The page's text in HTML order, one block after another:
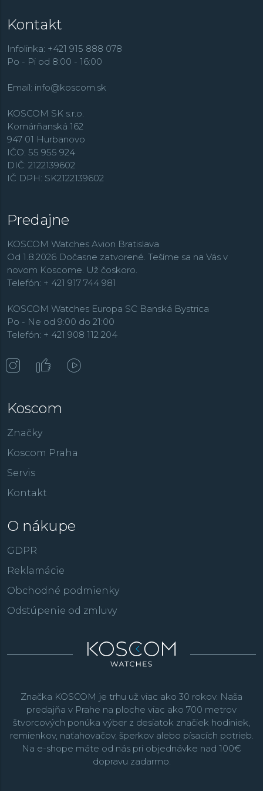
klasická rada obsahujúca aj množstvo analógových
Edifice, outdoorovéPro Trek
retro radVintage,alebo rádiom riadené modely
Kontakt
Infolinka: +421 915 888 078
Po - Pi od 8:00 - 16:00
Email: info@koscom.sk
KOSCOM SK s.r.o.
Komárňanská 162
947 01 Hurbanovo
IČO: 55 955 924
DIČ: 2122139602
IČ DPH: SK2122139602
Predajne
KOSCOM Watches Avion Bratislava
Od 1.8.2026 Dočasne zatvorené. Tešíme sa na Vás v
novom Koscome. Už čoskoro.
Telefón: + 421 917 744 981
KOSCOM Watches Europa SC Banská Bystrica
Po - Ne od 9:00 do 21:00
Telefón: + 421 908 112 204
Koscom
Značky
Koscom Praha
Servis
Kontakt
O nákupe
GDPR
Reklamácie
Obchodné podmienky
Odstúpenie od zmluvy
Značka KOSCOM je trhu už viac ako 30 rokov. Naša
predajňa v Prahe na ploche viac ako 700 metrov
štvorcových ponúka výber z desiatok značiek hodiniek,
remienkov, naťahovačov, šperkov alebo písacích potrieb.
Na e-shope máte od nás pri objednávke nad 100€
dopravu zadarmo.